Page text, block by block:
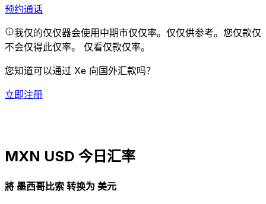
预约通话
我仅的仅仅器会使用中期市仅仅率。仅仅供参考。您仅款仅
不会仅得此仅率。 仅看仅款仅率。
您知道可以通过 Xe 向国外汇款吗？
立即注册
MXN USD 今日汇率
將 墨西哥比索 转换为 美元